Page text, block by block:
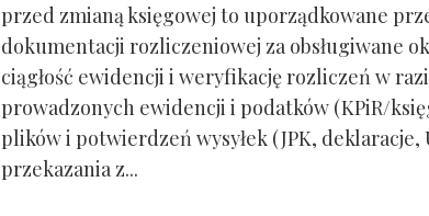
przed zmianą księgowej to uporządkowane
dokumentacji rozliczeniowej za obsługiwane
ciągłość ewidencji i weryfikację rozliczeń w
prowadzonych ewidencji i podatków (KPiR/
plików i potwierdzeń wysyłek (JPK, deklaracje,
przekazania z...